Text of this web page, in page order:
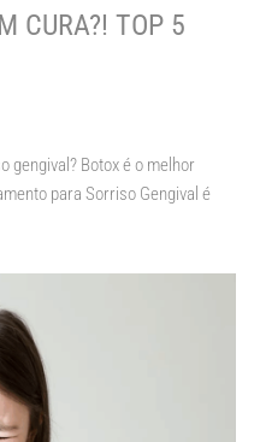
CURA?! TOP 5
gengival? Botox é o melhor
para Sorriso Gengival é